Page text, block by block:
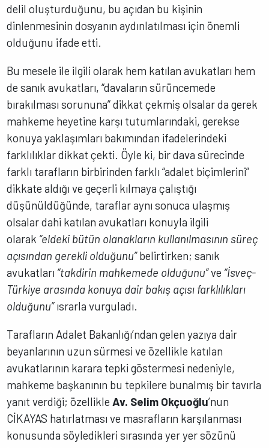
delil oluşturduğunu, bu açıdan bu kişinin
dinlenmesinin dosyanın aydınlatılması için önemli
olduğunu ifade etti.
Bu mesele ile ilgili olarak hem katılan avukatları hem
de sanık avukatları, “davaların sürüncemede
bırakılması sorununa” dikkat çekmiş olsalar da gerek
mahkeme heyetine karşı tutumlarındaki, gerekse
konuya yaklaşımları bakımından ifadelerindeki
farklılıklar dikkat çekti. Öyle ki, bir dava sürecinde
farklı tarafların birbirinden farklı “adalet biçimlerini”
dikkate aldığı ve geçerli kılmaya çalıştığı
düşünüldüğünde, taraflar aynı sonuca ulaşmış
olsalar dahi katılan avukatları konuyla ilgili
olarak “eldeki bütün olanakların kullanılmasının süreç
açısından gerekli olduğunu”belirtirken; sanık
avukatları “takdirin mahkemede olduğunu”ve “İsveç-
Türkiye arasında konuya dair bakış açısı farklılıkları
olduğunu”ısrarla vurguladı.
Tarafların Adalet Bakanlığı’ndan gelen yazıya dair
beyanlarının uzun sürmesi ve özellikle katılan
avukatlarının karara tepki göstermesi nedeniyle,
mahkeme başkanının bu tepkilere bunalmış bir tavırla
yanıt verdiği; özellikle Av. Selim Okçuoğlu’nun
CİKAYAS hatırlatması ve masrafların karşılanması
konusunda söyledikleri sırasında yer yer sözünü